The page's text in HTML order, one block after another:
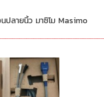
ปลายนิ้ว มาซิโม Masimo